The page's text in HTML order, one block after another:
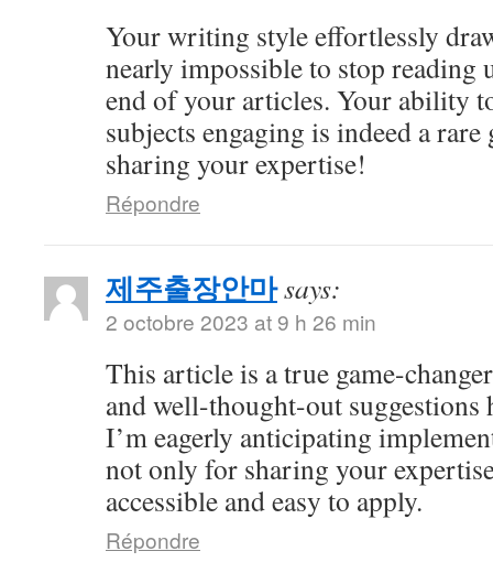
Your writing style effortlessly
nearly impossible to stop reading
end of your articles. Your ability
subjects engaging is indeed a
sharing your expertise!
Répondre
제주출장안마says:
2 octobre 2023 at 9 h 26 min
This article is a true game-
and well-thought-out
I’m eagerly anticipating
not only for sharing your
accessible and easy to apply.
Répondre